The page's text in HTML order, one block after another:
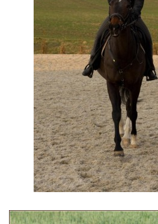
ČLENOVÉ RYCHVALDU 2023
7:4 (VELKÝ PÁTEK) KROUŽEK
JARNÍ BRIGÁDA 20.5.2023
DNE 17.11.2023 KROUŽEK
DĚKUJEME MĚSTU RYCHVALD ZA
VOLEJTE 604265192